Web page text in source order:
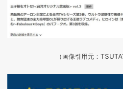
（画像引用元：